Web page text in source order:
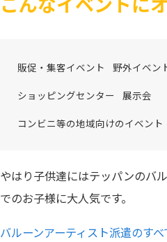
販促・集客イベント 野外イベン
ショッピングセンター
展示会
コンビニ等の地域向けのイベント
やはり子供達にはテッパンのバ
でのお子様に大人気です。
バルーンアーティスト派遣のすべ